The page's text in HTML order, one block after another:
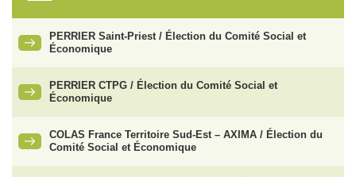
PERRIER Saint-Priest / Élection du Comité Social et
Économique
PERRIER CTPG / Élection du Comité Social et
Économique
COLAS France Territoire Sud-Est – AXIMA / Élection du
Comité Social et Économique